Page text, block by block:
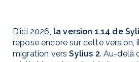
D’ici 2026, la version 1.14 de
repose encore sur cette version,
migration versSylius 2. Au-delà